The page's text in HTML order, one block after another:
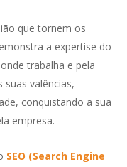
que tornem os
a expertise do
trabalha e pela
suas valências,
conquistando a sua
empresa.
SEO (Search Engine